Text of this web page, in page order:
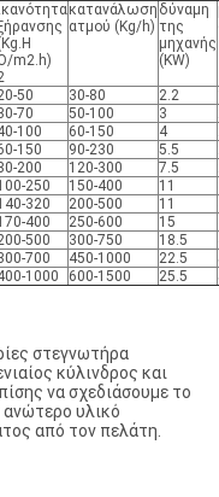
m2.h)
κατανάλωση
ατμού (Kg/h)
δύναμη
της
μηχανής
(KW)
50 30-80 2.2
70 50-100 3
100 60-150 4
150 90-230 5.5
200 120-300 7.5
250 150-400 11
320 200-500 11
400 250-600 15
500 300-750 18.5
700 450-1000 22.5
1000 600-1500 25.5
στεγνωτήρα
κύλινδρος και
να σχεδιάσουμε το
υλικό
από τον πελάτη.